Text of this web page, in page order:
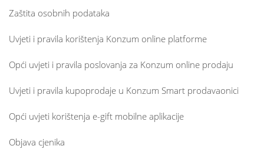
Zaštita osobnih podataka
Uvjeti i pravila korištenja Konzum online platforme
Opći uvjeti i pravila poslovanja za Konzum online prodaju
Uvjeti i pravila kupoprodaje u Konzum Smart prodavaonici
Opći uvjeti korištenja e-gift mobilne aplikacije
Objava cjenika